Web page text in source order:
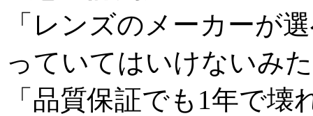
「レンズのメーカーが
っていてはいけないみ
「品質保証でも1年で